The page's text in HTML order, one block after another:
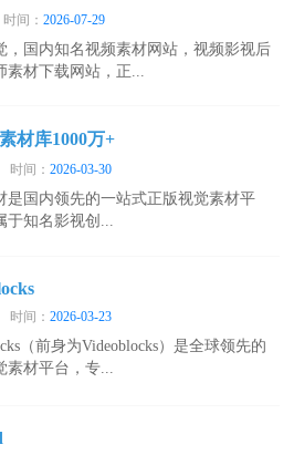
时间：2026-07-29
，国内知名视频素材网站，视频影视后
素材下载网站，正...
材库1000万+
时间：2026-03-30
是国内领先的一站式正版视觉素材平
于知名影视创...
时间：2026-03-23
（前身为Videoblocks）是全球领先的
素材平台，专...